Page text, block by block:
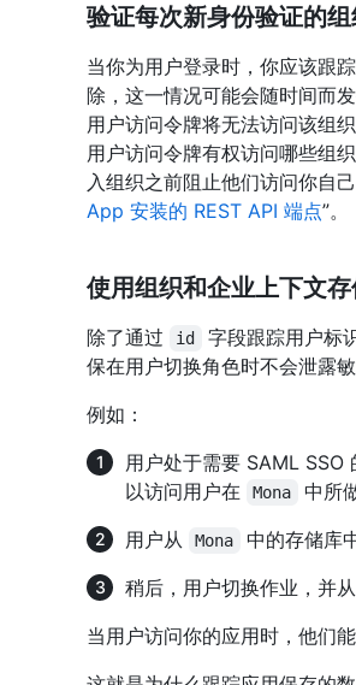
验证每次新身份验证的
当你为用户登录时，你应该跟
除，这一情况可能会随时间而
用户访问令牌将无法访问该组
用户访问令牌有权访问哪些组
入组织之前阻止他们访问你自
App 安装的 REST API 端点”。
使用组织和企业上下文
除了通过 id
字段跟踪用户标
保在用户切换角色时不会泄露敏
例如：
用户处于需要 SAML SSO
以访问用户在
Mona
中所
用户从
Mona
中的存储库
稍后，用户切换作业，并从
当用户访问你的应用时，他们